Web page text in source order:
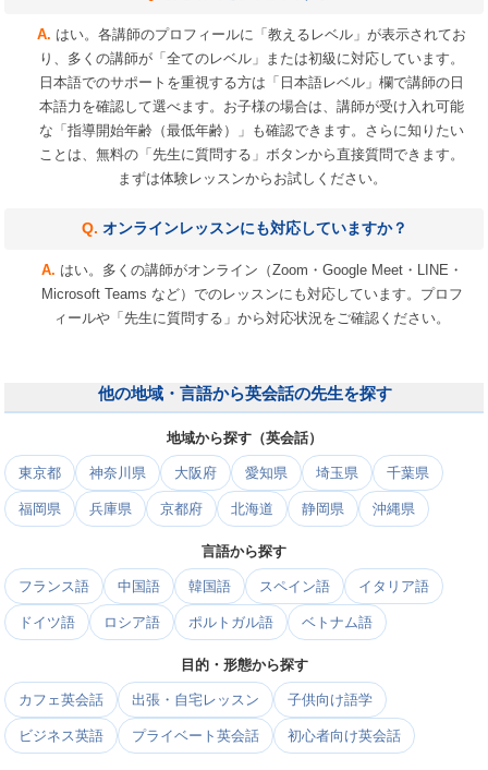
はい。各講師のプロフィールに「教えるレベル」が表示されてお
り、多くの講師が「全てのレベル」または初級に対応しています。
日本語でのサポートを重視する方は「日本語レベル」欄で講師の日
本語力を確認して選べます。お子様の場合は、講師が受け入れ可能
な「指導開始年齢（最低年齢）」も確認できます。さらに知りたい
ことは、無料の「先生に質問する」ボタンから直接質問できます。
まずは体験レッスンからお試しください。
オンラインレッスンにも対応していますか？
はい。多くの講師がオンライン（Zoom・Google Meet・LINE・
Microsoft Teams など）でのレッスンにも対応しています。プロフ
ィールや「先生に質問する」から対応状況をご確認ください。
他の地域・言語から英会話の先生を探す
地域から探す（英会話）
東京都 神奈川県 大阪府 愛知県 埼玉県 千葉県
福岡県 兵庫県 京都府 北海道 静岡県 沖縄県
言語から探す
フランス語 中国語 韓国語 スペイン語 イタリア語
ドイツ語 ロシア語 ポルトガル語 ベトナム語
目的・形態から探す
カフェ英会話 出張・自宅レッスン 子供向け語学
ビジネス英語 プライベート英会話 初心者向け英会話